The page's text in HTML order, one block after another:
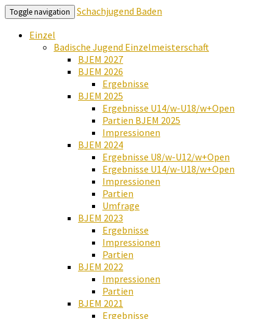
Toggle navigation
Schachjugend Baden
Einzel
Badische Jugend Einzelmeisterschaft
BJEM 2027
BJEM 2026
Ergebnisse
BJEM 2025
Ergebnisse U14/w-U18/w+Open
Partien BJEM 2025
Impressionen
BJEM 2024
Ergebnisse U8/w-U12/w+Open
Ergebnisse U14/w-U18/w+Open
Impressionen
Partien
Umfrage
BJEM 2023
Ergebnisse
Impressionen
Partien
BJEM 2022
Impressionen
Partien
BJEM 2021
Ergebnisse